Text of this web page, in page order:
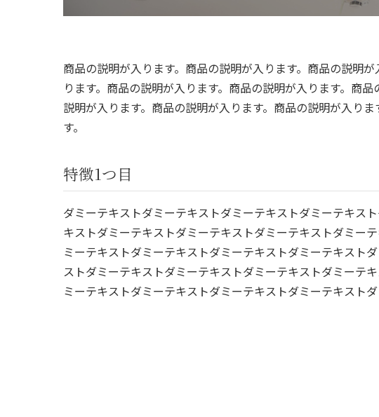
商品の説明が入ります。商品の説明が入ります。商品の説明
ります。商品の説明が入ります。商品の説明が入ります。商
説明が入ります。商品の説明が入ります。商品の説明が入り
す。
特徴1つ目
ダミーテキストダミーテキストダミーテキストダミーテキス
キストダミーテキストダミーテキストダミーテキストダミー
ミーテキストダミーテキストダミーテキストダミーテキスト
ストダミーテキストダミーテキストダミーテキストダミーテ
ミーテキストダミーテキストダミーテキストダミーテキスト